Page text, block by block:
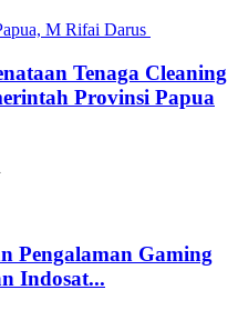
Tenaga Cleaning
Provinsi Papua
Pengalaman Gaming
Indosat...